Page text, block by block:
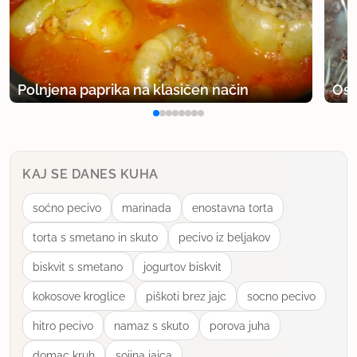
Polnjena paprika na klasičen način
KAJ SE DANES KUHA
soćno pecivo marinada enostavna torta
torta s smetano in skuto pecivo iz beljakov
biskvit s smetano jogurtov biskvit
kokosove kroglice piškoti brez jajc socno pecivo
hitro pecivo namaz s skuto porova juha